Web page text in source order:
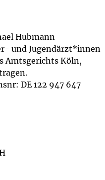
Hubmann
und Jugendärzt*innen
Amtsgerichts Köln,
DE 122 947 647